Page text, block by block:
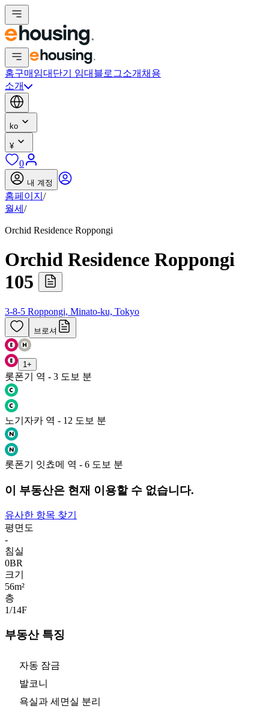
홈구매 임대 단기 임대 블로그소개 채용
소개
ko
¥
0
내 계정
홈페이지 /
월세 /
Orchid Residence Roppongi
Orchid Residence Roppongi
105
3-8-5 Roppongi, Minato-ku, Tokyo
브로셔
1 +
롯폰기 역 - 3 도보 분
노기자카 역 - 12 도보 분
롯폰기 잇쵸메 역 - 6 도보 분
이 부동산은 현재 이용할 수 없습니다.
유사한 항목 찾기
평면도
-
침실
0BR
크기
56m²
층
1/14F
부동산 특징
자동 잠금
발코니
욕실과 세면실 분리